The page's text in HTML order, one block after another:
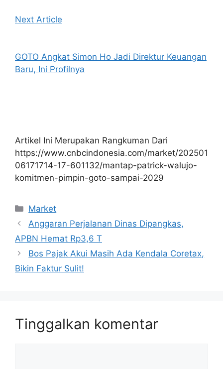
Next Article
GOTO Angkat Simon Ho Jadi Direktur Keuangan
Baru, Ini Profilnya
Artikel Ini Merupakan Rangkuman Dari
https://www.cnbcindonesia.com/market/202501
06171714-17-601132/mantap-patrick-walujo-
komitmen-pimpin-goto-sampai-2029
Kategori
Market
Anggaran Perjalanan Dinas Dipangkas,
APBN Hemat Rp3,6 T
Bos Pajak Akui Masih Ada Kendala Coretax,
Bikin Faktur Sulit!
Tinggalkan komentar